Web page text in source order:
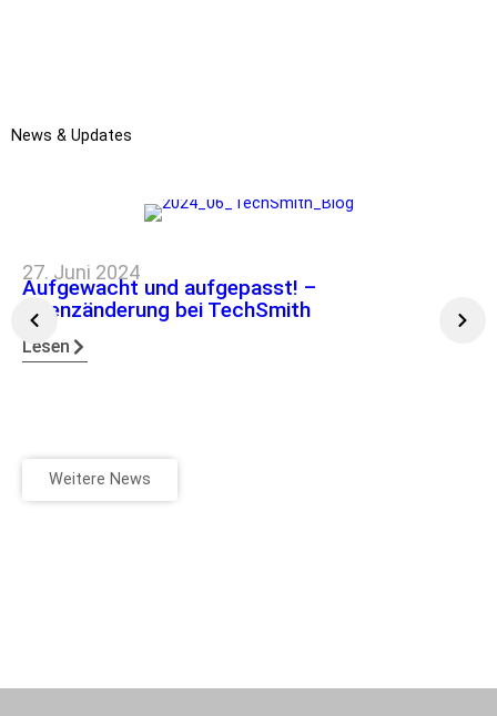
News & Updates
27. Juni 2024
Aufgewacht und aufgepasst! –
Lizenzänderung bei TechSmith
Lesen
Weitere News